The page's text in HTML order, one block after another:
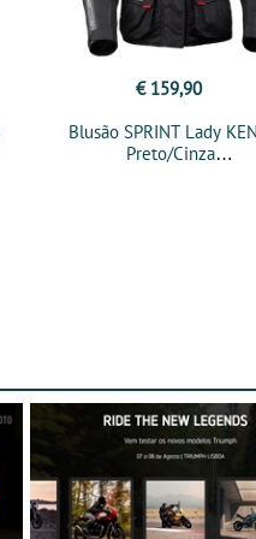
€ 159,90
Blusão SPRINT Lady
Preto/Cinza